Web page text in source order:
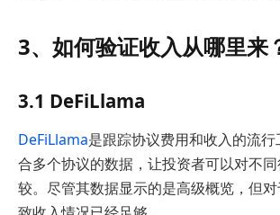
3、如何验证收入从哪里来
3.1 DeFiLlama
DeFiLlama是跟踪协议费用和收入的流
合多个协议的数据，让投资者可以对不
较。尽管其数据显示的是高级概览，但